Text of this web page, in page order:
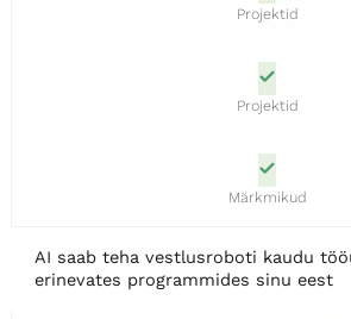
Projektid
Projektid
Märkmikud
AI saab teha vestlusroboti kaudu
erinevates programmides sinu eest